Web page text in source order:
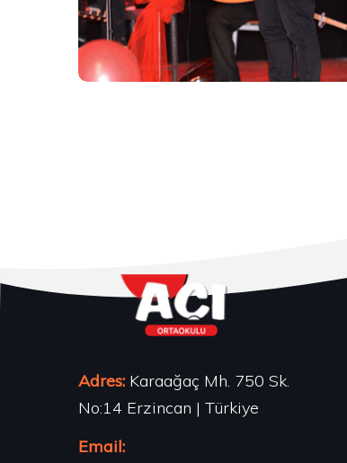
Adres: Karaağaç Mh. 750 Sk.
No:14 Erzincan | Türkiye
Email: